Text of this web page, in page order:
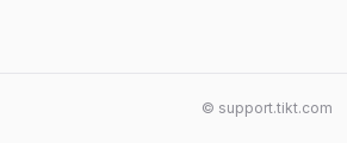
© support.tikt.com